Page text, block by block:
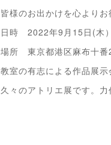
皆様のお出かけを心よりお
日時 2022年9月15日(
場所 東京都港区麻布
教室の有志による作品展示
久々のアトリエ展です。力